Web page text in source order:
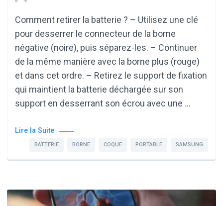
Comment retirer la batterie ? – Utilisez une clé
pour desserrer le connecteur de la borne
négative (noire), puis séparez-les. – Continuer
de la même manière avec la borne plus (rouge)
et dans cet ordre. – Retirez le support de fixation
qui maintient la batterie déchargée sur son
support en desserrant son écrou avec une …
Lire la Suite
BATTERIE BORNE COQUE PORTABLE SAMSUNG